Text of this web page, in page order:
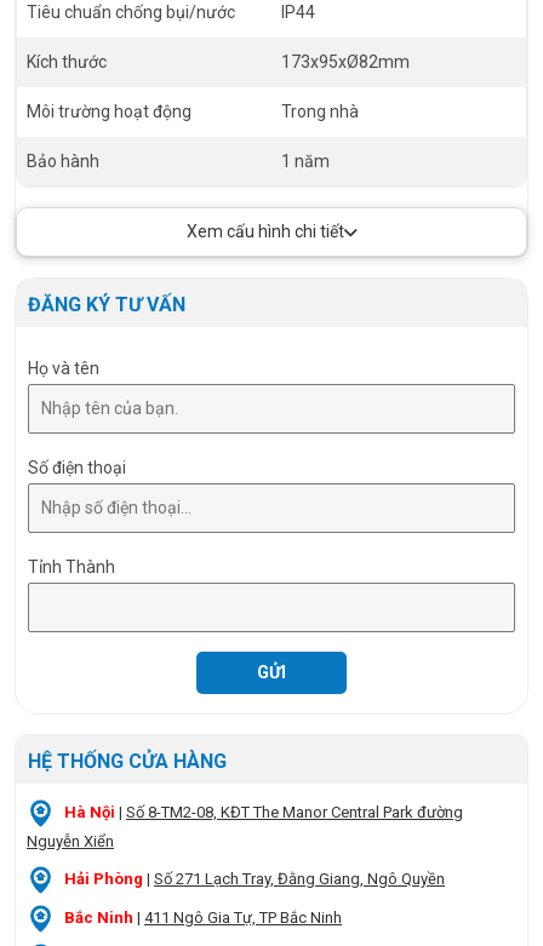
Tiêu chuẩn chống bụi/nước IP44
Kích thước 173x95xØ82mm
Môi trường hoạt động Trong nhà
Bảo hành 1 năm
Xem cấu hình chi tiết
ĐĂNG KÝ TƯ VẤN
Họ và tên
Số điện thoại
Tỉnh Thành
HỆ THỐNG CỬA HÀNG
Hà Nội | Số 8-TM2-08, KĐT The Manor Central Park đường
Nguyễn Xiển
Hải Phòng | Số 271 Lạch Tray, Đằng Giang, Ngô Quyền
Bắc Ninh | 411 Ngô Gia Tự, TP Bắc Ninh